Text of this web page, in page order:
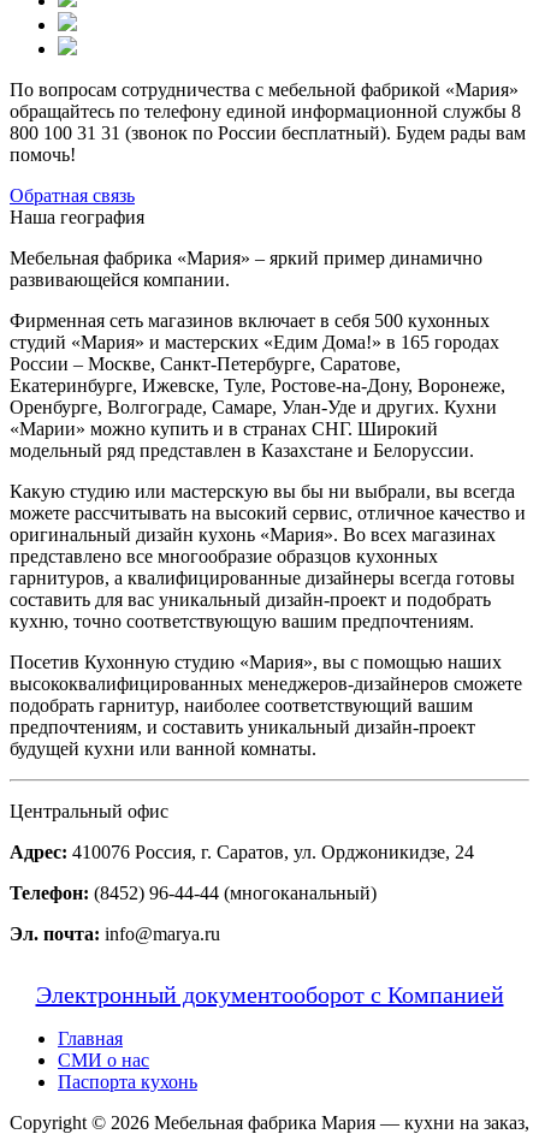
По вопросам сотрудничества с мебельной фабрикой «Мария»
обращайтесь по телефону единой информационной службы 8
800 100 31 31 (звонок по России бесплатный). Будем рады вам
помочь!
Обратная связь
Наша география
Мебельная фабрика «Мария» – яркий пример динамично
развивающейся компании.
Фирменная сеть магазинов включает в себя 500 кухонных
студий «Мария» и мастерских «Едим Дома!» в 165 городах
России – Москве, Санкт-Петербурге, Саратове,
Екатеринбурге, Ижевске, Туле, Ростове-на-Дону, Воронеже,
Оренбурге, Волгограде, Самаре, Улан-Уде и других. Кухни
«Марии» можно купить и в странах СНГ. Широкий
модельный ряд представлен в Казахстане и Белоруссии.
Какую студию или мастерскую вы бы ни выбрали, вы всегда
можете рассчитывать на высокий сервис, отличное качество и
оригинальный дизайн кухонь «Мария». Во всех магазинах
представлено все многообразие образцов кухонных
гарнитуров, а квалифицированные дизайнеры всегда готовы
составить для вас уникальный дизайн-проект и подобрать
кухню, точно соответствующую вашим предпочтениям.
Посетив Кухонную студию «Мария», вы с помощью наших
высококвалифицированных менеджеров-дизайнеров сможете
подобрать гарнитур, наиболее соответствующий вашим
предпочтениям, и составить уникальный дизайн-проект
будущей кухни или ванной комнаты.
Центральный офис
Адрес: 410076 Россия, г. Саратов, ул. Орджоникидзе, 24
Телефон: (8452) 96-44-44 (многоканальный)
Эл. почта: info@marya.ru
Электронный документооборот с Компанией
Главная
СМИ о нас
Паспорта кухонь
Copyright © 2026 Мебельная фабрика Мария — кухни на заказ,